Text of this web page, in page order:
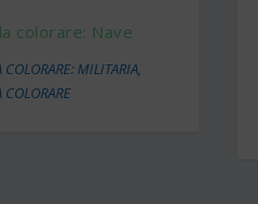
colorare: Nave
MILITARIA,